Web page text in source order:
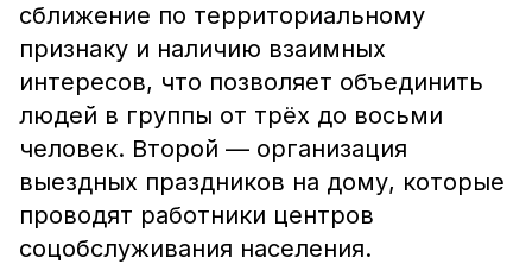
сближение по территориальному
признаку и наличию взаимных
интересов, что позволяет объединить
людей в группы от трёх до восьми
человек. Второй — организация
выездных праздников на дому, которые
проводят работники центров
соцобслуживания населения.